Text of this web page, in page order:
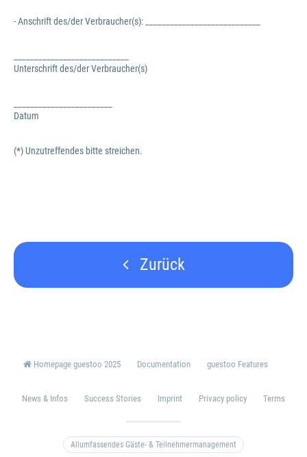
- Anschrift des/der Verbraucher(s): ____________________________
Unterschrift des/der Verbraucher(s)
Datum
(*) Unzutreffendes bitte streichen.
Zurück
Homepage guestoo 2025 Documentation guestoo Features
News & Infos Success Stories Imprint Privacy policy Terms
Allumfassendes Gäste- & Teilnehmermanagement